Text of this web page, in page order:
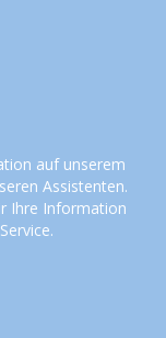
auf unserem
Assistenten.
Ihre Information
.